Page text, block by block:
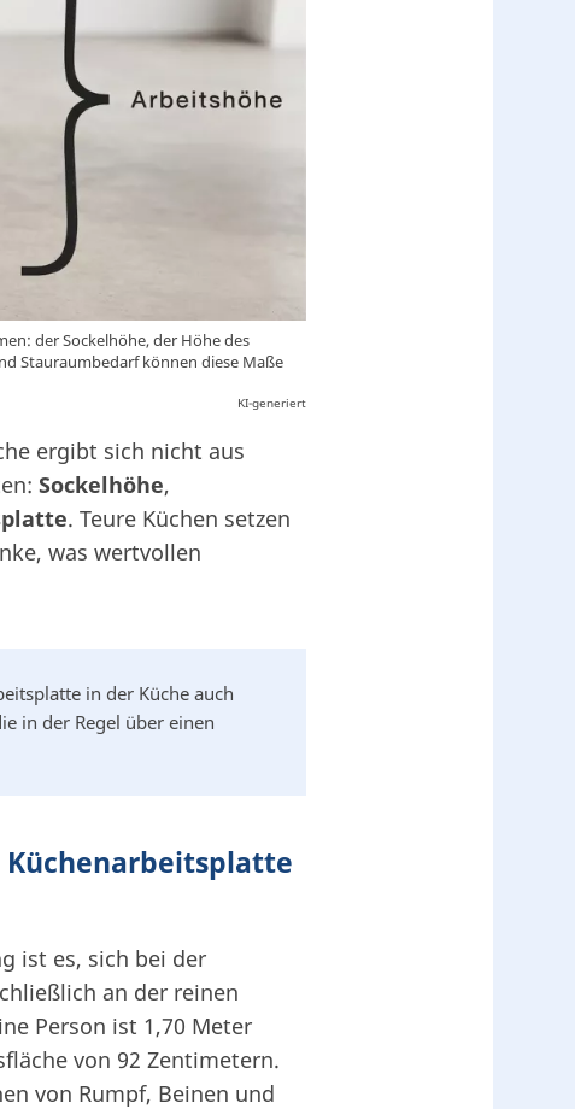
der Sockelhöhe, der Höhe des
Stauraumbedarf können diese Maße
KI-generiert
ergibt sich nicht aus
Sockelhöhe,
. Teure Küchen setzen
was wertvollen
in der Küche auch
in der Regel über einen
Küchenarbeitsplatte
ist es, sich bei der
an der reinen
Person ist 1,70 Meter
von 92 Zentimetern.
von Rumpf, Beinen und